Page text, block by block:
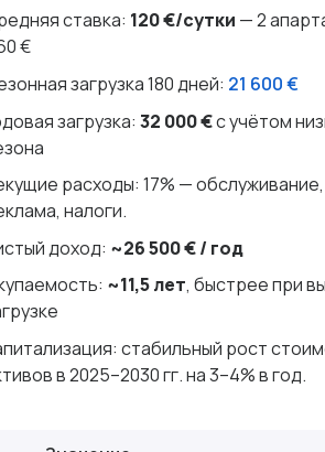
ставка: 120 €/сутки — 2
€
загрузка 180 дней: 21 600 €
загрузка: 32 000 €с учётом
расходы: 17% — обслуживание,
налоги.
доход: ~26 500 € / год
~11,5 лет, быстрее при
стабильный рост
в 2025–2030 гг. на 3–4% в год.